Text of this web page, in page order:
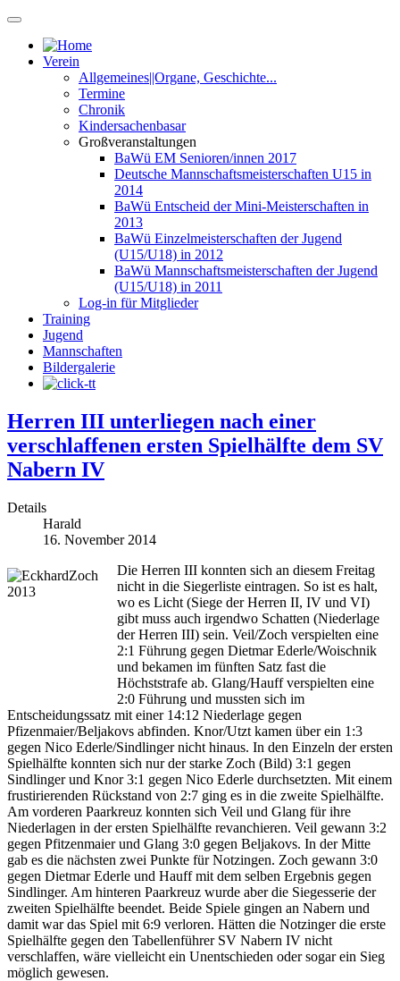
Verein
Allgemeines||Organe, Geschichte...
Termine
Chronik
Kindersachenbasar
Großveranstaltungen
BaWü EM Senioren/innen 2017
Deutsche Mannschaftsmeisterschaften U15 in
2014
BaWü Entscheid der Mini-Meisterschaften in
2013
BaWü Einzelmeisterschaften der Jugend
(U15/U18) in 2012
BaWü Mannschaftsmeisterschaften der Jugend
(U15/U18) in 2011
Log-in für Mitglieder
Training
Jugend
Mannschaften
Bildergalerie
Herren III unterliegen nach einer
verschlaffenen ersten Spielhälfte dem SV
Nabern IV
Details
Harald
16. November 2014
Die Herren III konnten sich an diesem Freitag
nicht in die Siegerliste eintragen. So ist es halt,
wo es Licht (Siege der Herren II, IV und VI)
gibt muss auch irgendwo Schatten (Niederlage
der Herren III) sein. Veil/Zoch verspielten eine
2:1 Führung gegen Dietmar Ederle/Woischnik
und bekamen im fünften Satz fast die
Höchststrafe ab. Glang/Hauff verspielten eine
2:0 Führung und mussten sich im
Entscheidungssatz mit einer 14:12 Niederlage gegen
Pfizenmaier/Beljakovs abfinden. Knor/Utzt kamen über ein 1:3
gegen Nico Ederle/Sindlinger nicht hinaus. In den Einzeln der ersten
Spielhälfte konnten sich nur der starke Zoch (Bild) 3:1 gegen
Sindlinger und Knor 3:1 gegen Nico Ederle durchsetzten. Mit einem
frustirierenden Rückstand von 2:7 ging es in die zweite Spielhälfte.
Am vorderen Paarkreuz konnten sich Veil und Glang für ihre
Niederlagen in der ersten Spielhälfte revanchieren. Veil gewann 3:2
gegen Pfitzenmaier und Glang 3:0 gegen Beljakovs. In der Mitte
gab es die nächsten zwei Punkte für Notzingen. Zoch gewann 3:0
gegen Dietmar Ederle und Hauff mit dem selben Ergebnis gegen
Sindlinger. Am hinteren Paarkreuz wurde aber die Siegesserie der
zweiten Spielhälfte beendet. Beide Spiele gingen an Nabern und
damit war das Spiel mit 6:9 verloren. Hätten die Notzinger die erste
Spielhälfte gegen den Tabellenführer SV Nabern IV nicht
verschlaffen, wäre vielleicht ein Unentschieden oder sogar ein Sieg
möglich gewesen.